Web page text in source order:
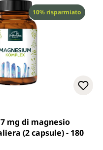
Sconto
10% risparmiato
mg di magnesio
(2 capsule) - 180